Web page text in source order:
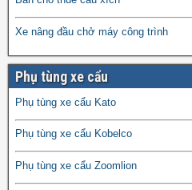
Xe nâng đầu chở máy công trình
Phụ tùng xe cẩu
Phụ tùng xe cẩu Kato
Phụ tùng xe cẩu Kobelco
Phụ tùng xe cẩu Zoomlion